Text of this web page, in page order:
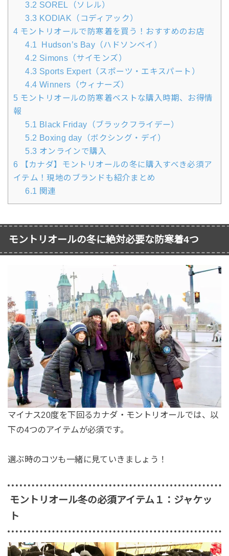
3.2 SOREL（ソレル）
3.3 KODIAK（コディアック）
4 モントリオールで防寒着を買う！おすすめのお店
4.1 Hudson’s Bay（ハドソンベイ）
4.2 Simons（サイモンズ）
4.3 Sports Expert（スポーツ・エキスパート）
4.4 Winners（ウィナーズ）
5 モントリオールの防寒着ベストな購入時期、お得情
報
5.1 Black Friday（ブラックフライデー）
5.2 Boxing day（ボクシング・デイ）
5.3 オンラインで購入
6 【カナダ】モントリオールの冬に購入すべき必須ア
イテム！現地のブランドも紹介まとめ
6.1 関連
モントリオールの冬に絶対必要な防寒着4つ
マイナス20度を下回るカナダ・モントリオールでは、以
下の4つのアイテムが必須です。
選ぶ時のコツも一緒に見ていきましょう！
モントリオール冬の必須アイテム１：ジャケッ
ト